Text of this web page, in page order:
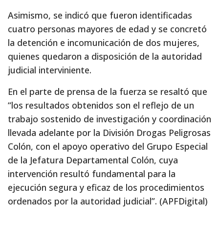
Asimismo, se indicó que fueron identificadas
cuatro personas mayores de edad y se concretó
la detención e incomunicación de dos mujeres,
quienes quedaron a disposición de la autoridad
judicial interviniente.
En el parte de prensa de la fuerza se resaltó que
“los resultados obtenidos son el reflejo de un
trabajo sostenido de investigación y coordinación
llevada adelante por la División Drogas Peligrosas
Colón, con el apoyo operativo del Grupo Especial
de la Jefatura Departamental Colón, cuya
intervención resultó fundamental para la
ejecución segura y eficaz de los procedimientos
ordenados por la autoridad judicial”. (APFDigital)